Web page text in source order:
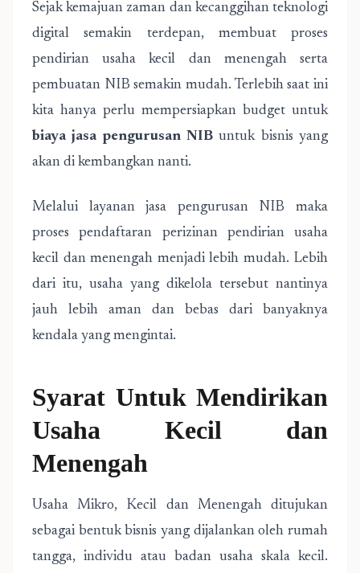
Sejak kemajuan zaman dan kecanggihan teknologi
digital semakin terdepan, membuat proses
pendirian usaha kecil dan menengah serta
pembuatan NIB semakin mudah. Terlebih saat ini
kita hanya perlu mempersiapkan budget untuk
biaya jasa pengurusan NIB untuk bisnis yang
akan di kembangkan nanti.
Melalui layanan jasa pengurusan NIB maka
proses pendaftaran perizinan pendirian usaha
kecil dan menengah menjadi lebih mudah. Lebih
dari itu, usaha yang dikelola tersebut nantinya
jauh lebih aman dan bebas dari banyaknya
kendala yang mengintai.
Syarat Untuk Mendirikan
Usaha Kecil dan
Menengah
Usaha Mikro, Kecil dan Menengah ditujukan
sebagai bentuk bisnis yang dijalankan oleh rumah
tangga, individu atau badan usaha skala kecil.